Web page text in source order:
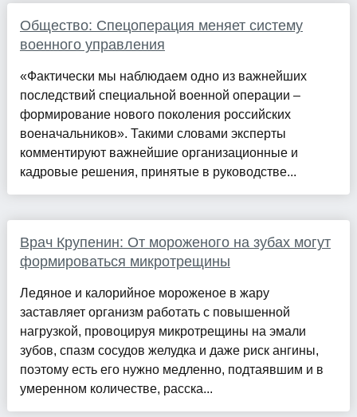
Общество: Спецоперация меняет систему
военного управления
«Фактически мы наблюдаем одно из важнейших
последствий специальной военной операции –
формирование нового поколения российских
военачальников». Такими словами эксперты
комментируют важнейшие организационные и
кадровые решения, принятые в руководстве...
Врач Крупенин: От мороженого на зубах могут
формироваться микротрещины
Ледяное и калорийное мороженое в жару
заставляет организм работать с повышенной
нагрузкой, провоцируя микротрещины на эмали
зубов, спазм сосудов желудка и даже риск ангины,
поэтому есть его нужно медленно, подтаявшим и в
умеренном количестве, расска...